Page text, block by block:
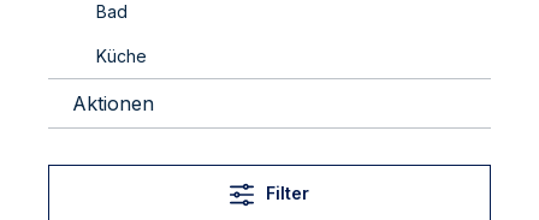
Bad
Küche
Aktionen
Filter